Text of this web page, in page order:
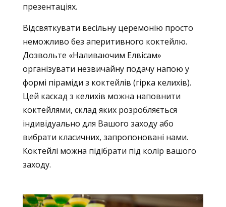
презентаціях.
Відсвяткувати весільну церемонію просто
неможливо без аперитивного коктейлю.
Дозвольте «Наливаючим Елвісам»
організувати незвичайну подачу напою у
формі піраміди з коктейлів (гірка келихів).
Цей каскад з келихів можна наповнити
коктейлями, склад яких розробляється
індивідуально для Вашого заходу або
вибрати класичних, запропоновані нами.
Коктейлі можна підібрати під колір вашого
заходу.